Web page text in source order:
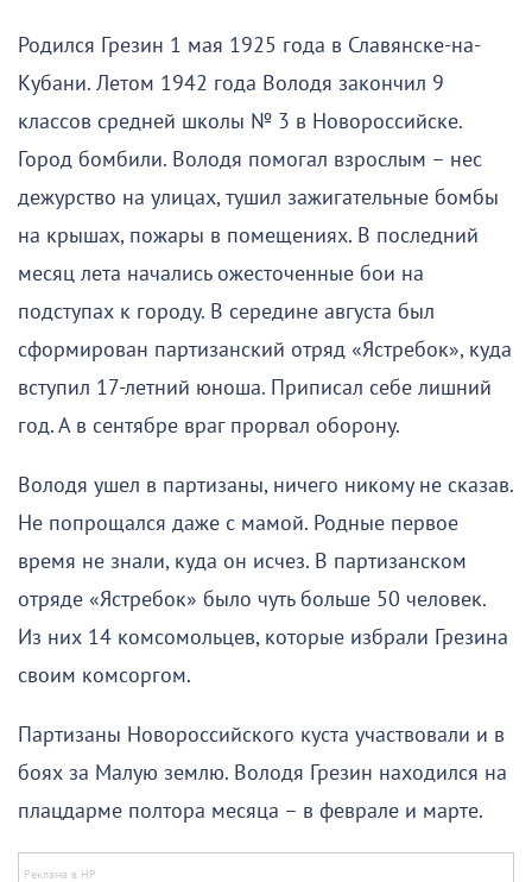
Родился Грезин 1 мая 1925 года в Славянске-на-
Кубани. Летом 1942 года Володя закончил 9
классов средней школы № 3 в Новороссийске.
Город бомбили. Володя помогал взрослым – нес
дежурство на улицах, тушил зажигательные бомбы
на крышах, пожары в помещениях. В последний
месяц лета начались ожесточенные бои на
подступах к городу. В середине августа был
сформирован партизанский отряд «Ястребок», куда
вступил 17-летний юноша. Приписал себе лишний
год. А в сентябре враг прорвал оборону.
Володя ушел в партизаны, ничего никому не сказав.
Не попрощался даже с мамой. Родные первое
время не знали, куда он исчез. В партизанском
отряде «Ястребок» было чуть больше 50 человек.
Из них 14 комсомольцев, которые избрали Грезина
своим комсоргом.
Партизаны Новороссийского куста участвовали и в
боях за Малую землю. Володя Грезин находился на
плацдарме полтора месяца – в феврале и марте.